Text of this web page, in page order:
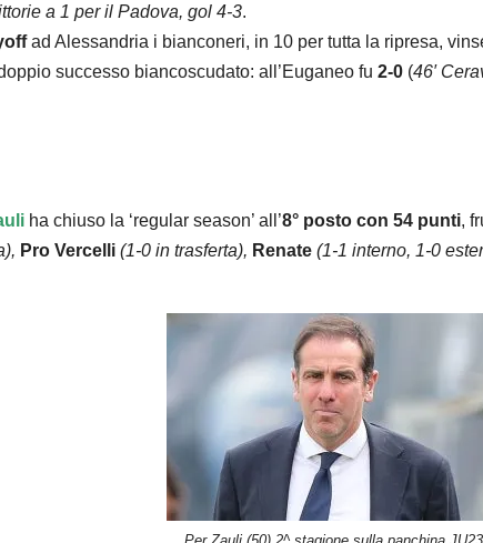
a 1 per il Padova, gol 4-3.
ad Alessandria i bianconeri, in 10 per tutta la ripresa,
successo biancoscudato: all’Euganeo fu 2-0 (46′
ha chiuso la ‘regular season’ all’8° posto con 54 punti,
Pro Vercelli (1-0 in trasferta), Renate (1-1 interno, 1-0